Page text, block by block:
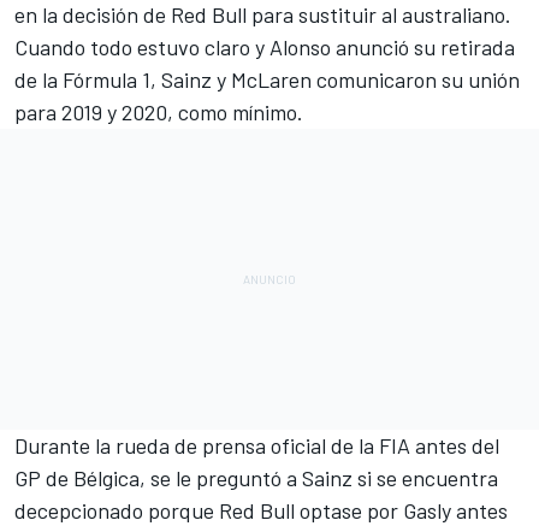
en la decisión de Red Bull para sustituir al australiano.
Cuando todo estuvo claro y Alonso anunció su retirada
de la Fórmula 1, Sainz y McLaren comunicaron su unión
para 2019 y 2020, como mínimo.
Durante la rueda de prensa oficial de la FIA antes del
GP de Bélgica, se le preguntó a Sainz si se encuentra
decepcionado porque Red Bull optase por Gasly antes